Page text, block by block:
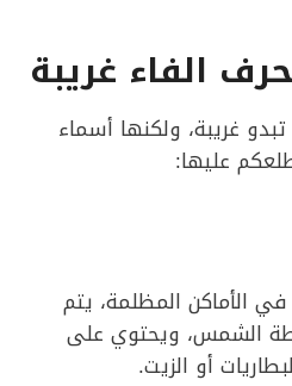
الفاء غريبة
غريبة، ولكنها أسماء
عليها:
الأماكن المظلمة، يتم
الشمس، ويحتوي على
أو الزيت.